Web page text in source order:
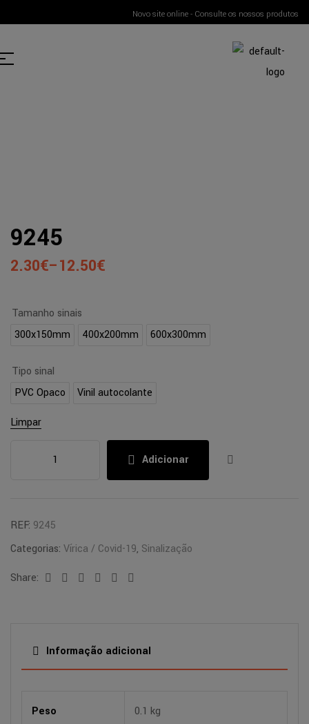
Novo site online - Consulte os nossos produtos
9245
2.30€–12.50€
Tamanho sinais
300x150mm
400x200mm 600x300mm
Tipo sinal
PVC Opaco
Vinil autocolante
Limpar
Adicionar
REF: 9245
Categorias: Vírica / Covid-19, Sinalização
Share:
Facebook
TwitterLinkedinGoogle+Pinterest
Informação adicional
Peso 0.1 kg